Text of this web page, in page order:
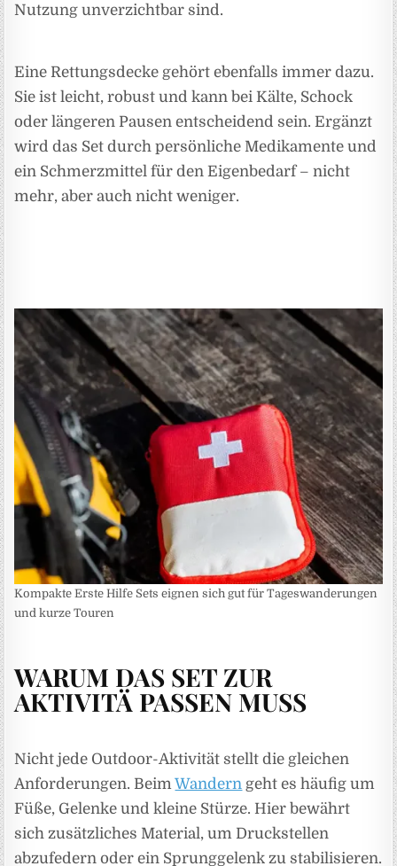
Nutzung unverzichtbar sind.
Eine Rettungsdecke gehört ebenfalls immer dazu.
Sie ist leicht, robust und kann bei Kälte, Schock
oder längeren Pausen entscheidend sein. Ergänzt
wird das Set durch persönliche Medikamente und
ein Schmerzmittel für den Eigenbedarf – nicht
mehr, aber auch nicht weniger.
Kompakte Erste Hilfe Sets eignen sich gut für Tageswanderungen
und kurze Touren
WARUM DAS SET ZUR
AKTIVITÄ PASSEN MUSS
Nicht jede Outdoor-Aktivität stellt die gleichen
Anforderungen. BeimWandern geht es häufig um
Füße, Gelenke und kleine Stürze. Hier bewährt
sich zusätzliches Material, um Druckstellen
abzufedern oder ein Sprunggelenk zu stabilisieren.